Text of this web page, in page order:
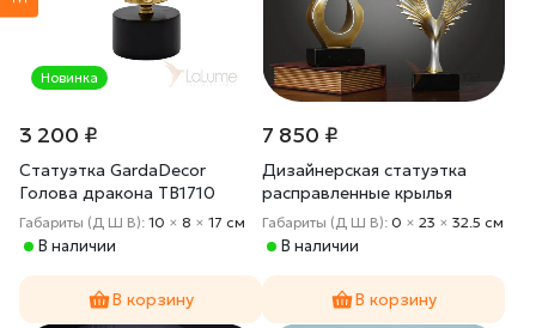
Новинка
3 200 ₽
Статуэтка GardaDecor
Голова дракона TB1710
Габариты (Д Ш В): 10 × 8 × 17 cм
В наличии
В корзину
7 850 ₽
Дизайнерская статуэтка
расправленные крылья
LaLume-SKS00110
Габариты (Д Ш В): 0 × 23 × 32.5 cм
В наличии
В корзину